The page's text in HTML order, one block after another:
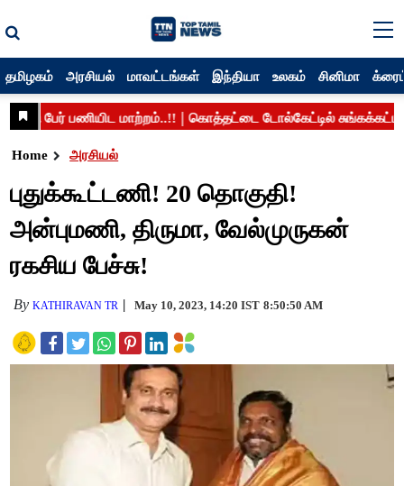
தமிழகம் அரசியல் மாவட்டங்கள் இந்தியா உலகம் சினிமா
Home அரசியல்
புதுக்கூட்டணி! 20 தொகுதி!
அன்புமணி, திருமா, வேல்முருகன்
ரகசிய பேச்சு!
ByKATHIRAVAN TR May 10, 2023, 14:20 IST 8:50:50 AM